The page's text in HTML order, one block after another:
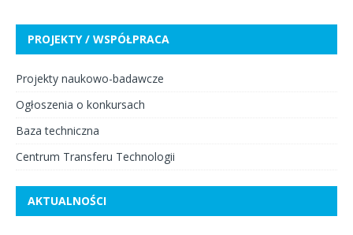
PROJEKTY / WSPÓŁPRACA
Projekty naukowo-badawcze
Ogłoszenia o konkursach
Baza techniczna
Centrum Transferu Technologii
AKTUALNOŚCI